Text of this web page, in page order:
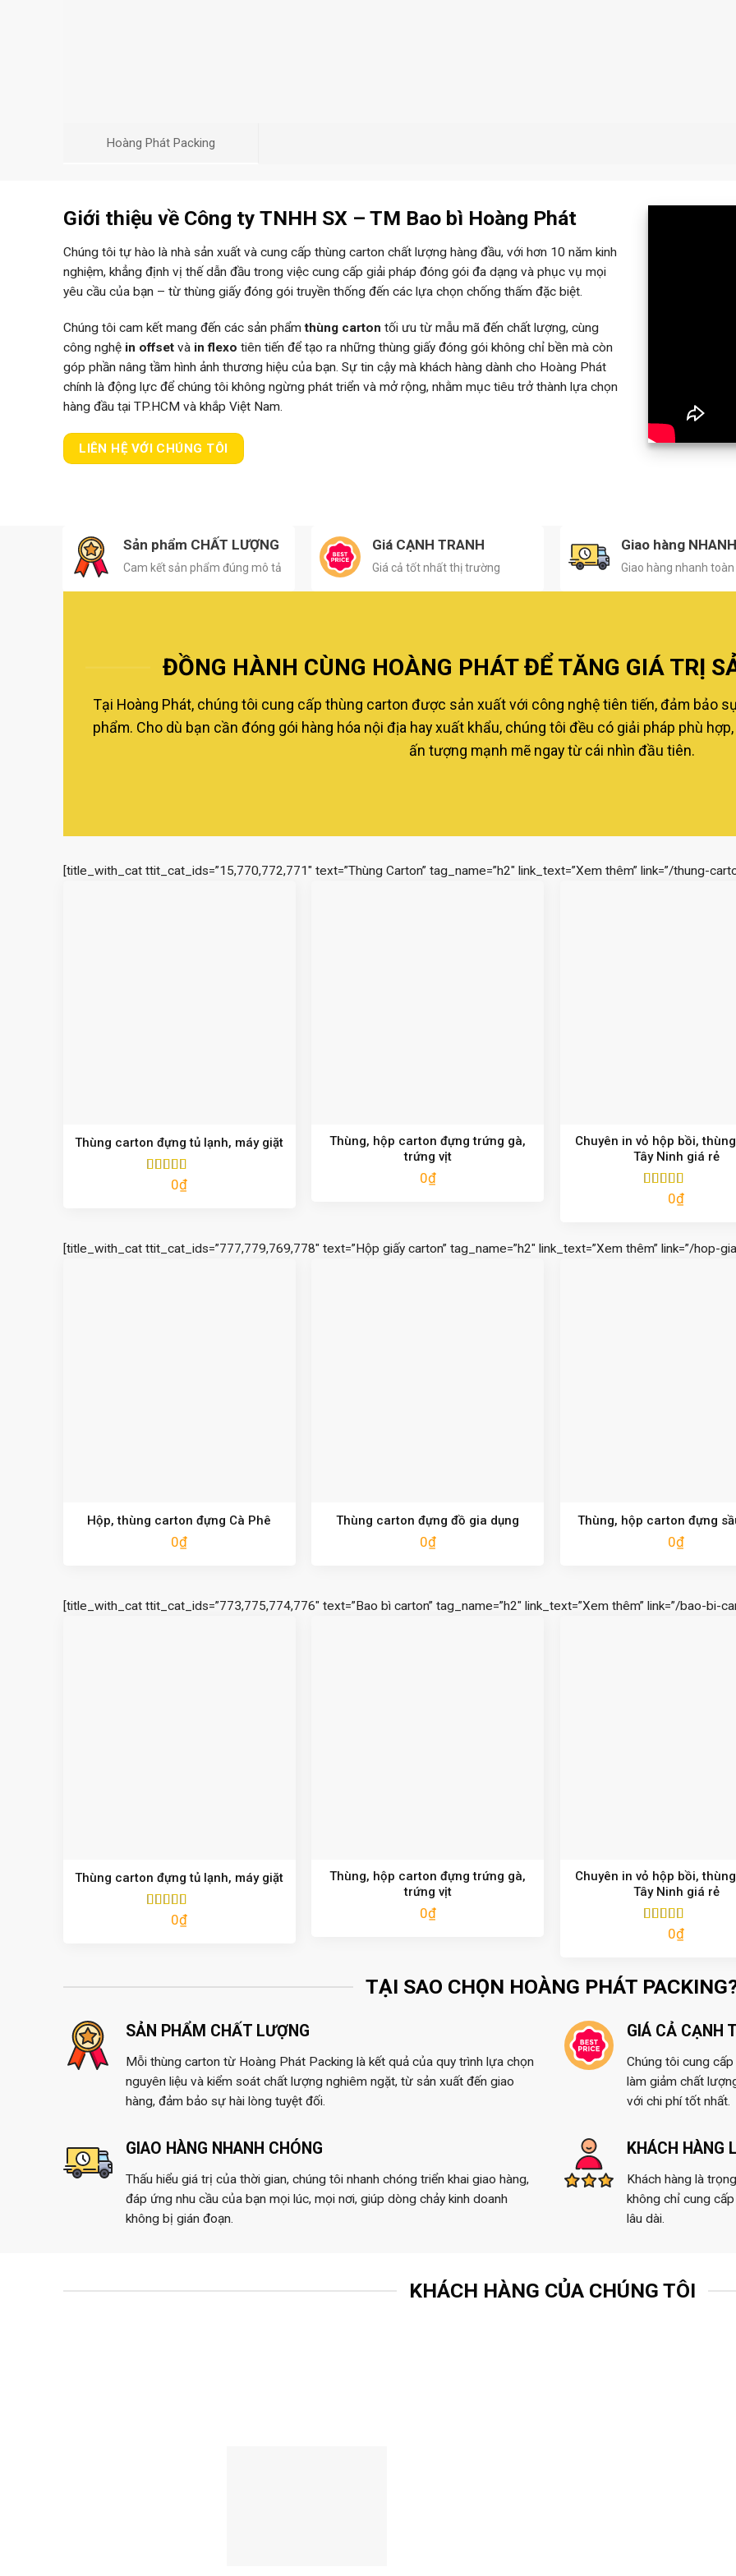
Hoàng Phát Packing
Giới thiệu về Công ty TNHH SX – TM Bao bì Hoàng Phát
Chúng tôi tự hào là nhà sản xuất và cung cấp thùng carton chất lượng hàng đầu, với hơn 10 năm kinh
nghiệm, khẳng định vị thế dẫn đầu trong việc cung cấp giải pháp đóng gói đa dạng và phục vụ mọi
yêu cầu của bạn – từ thùng giấy đóng gói truyền thống đến các lựa chọn chống thấm đặc biệt.
Chúng tôi cam kết mang đến các sản phẩmthùng carton tối ưu từ mẫu mã đến chất lượng, cùng
công nghệ in offset và in flexo tiên tiến để tạo ra những thùng giấy đóng gói không chỉ bền mà còn
góp phần nâng tầm hình ảnh thương hiệu của bạn. Sự tin cậy mà khách hàng dành cho Hoàng Phát
chính là động lực để chúng tôi không ngừng phát triển và mở rộng, nhằm mục tiêu trở thành lựa chọn
hàng đầu tại TP.HCM và khắp Việt Nam.
LIÊN HỆ VỚI CHÚNG TÔI
Sản phẩm CHẤT LƯỢNG
Cam kết sản phẩm đúng mô tả
Giá CẠNH TRANH
Giá cả tốt nhất thị trường
Giao hàng NHANH
Giao hàng nhanh
ĐỒNG HÀNH CÙNG HOÀNG PHÁT ĐỂ TĂNG GIÁ TRỊ
Tại Hoàng Phát, chúng tôi cung cấp thùng carton được sản xuất với công nghệ tiên tiến, đảm bảo
phẩm. Cho dù bạn cần đóng gói hàng hóa nội địa hay xuất khẩu, chúng tôi đều có giải pháp phù
ấn tượng mạnh mẽ ngay từ cái nhìn đầu tiên.
[title_with_cat ttit_cat_ids=”15,770,772,771″ text=”Thùng Carton” tag_name=”h2″ link_text=”Xem thêm” link=”/thung-
Thùng carton đựng tủ lạnh, máy giặt
Được xếp
0₫
Thùng, hộp carton đựng trứng gà,
trứng vịt
0₫
Chuyên in vỏ hộp bồi,
Tây Ninh giá rẻ
Được xếp
0₫
[title_with_cat ttit_cat_ids=”777,779,769,778″ text=”Hộp giấy carton” tag_name=”h2″ link_text=”Xem thêm” link=”/hop-
Hộp, thùng carton đựng Cà Phê
0₫
Thùng carton đựng đồ gia dụng
0₫
Thùng, hộp carton đựng
0₫
[title_with_cat ttit_cat_ids=”773,775,774,776″ text=”Bao bì carton” tag_name=”h2″ link_text=”Xem thêm” link=”/bao-bi-
Thùng carton đựng tủ lạnh, máy giặt
Được xếp
0₫
Thùng, hộp carton đựng trứng gà,
trứng vịt
0₫
Chuyên in vỏ hộp bồi,
Tây Ninh giá rẻ
Được xếp
0₫
TẠI SAO CHỌN HOÀNG PHÁT
SẢN PHẨM CHẤT LƯỢNG
Mỗi thùng carton từ Hoàng Phát Packing là kết quả của quy trình lựa chọn
nguyên liệu và kiểm soát chất lượng nghiêm ngặt, từ sản xuất đến giao
hàng, đảm bảo sự hài lòng tuyệt đối.
GIÁ CẢ CẠNH
Chúng tôi cung
làm giảm chất
với chi phí tốt nhất.
GIAO HÀNG NHANH CHÓNG
Thấu hiểu giá trị của thời gian, chúng tôi nhanh chóng triển khai giao hàng,
đáp ứng nhu cầu của bạn mọi lúc, mọi nơi, giúp dòng chảy kinh doanh
không bị gián đoạn.
KHÁCH HÀNG
Khách hàng là
không chỉ cung
lâu dài.
KHÁCH HÀNG CỦA CHÚNG TÔI